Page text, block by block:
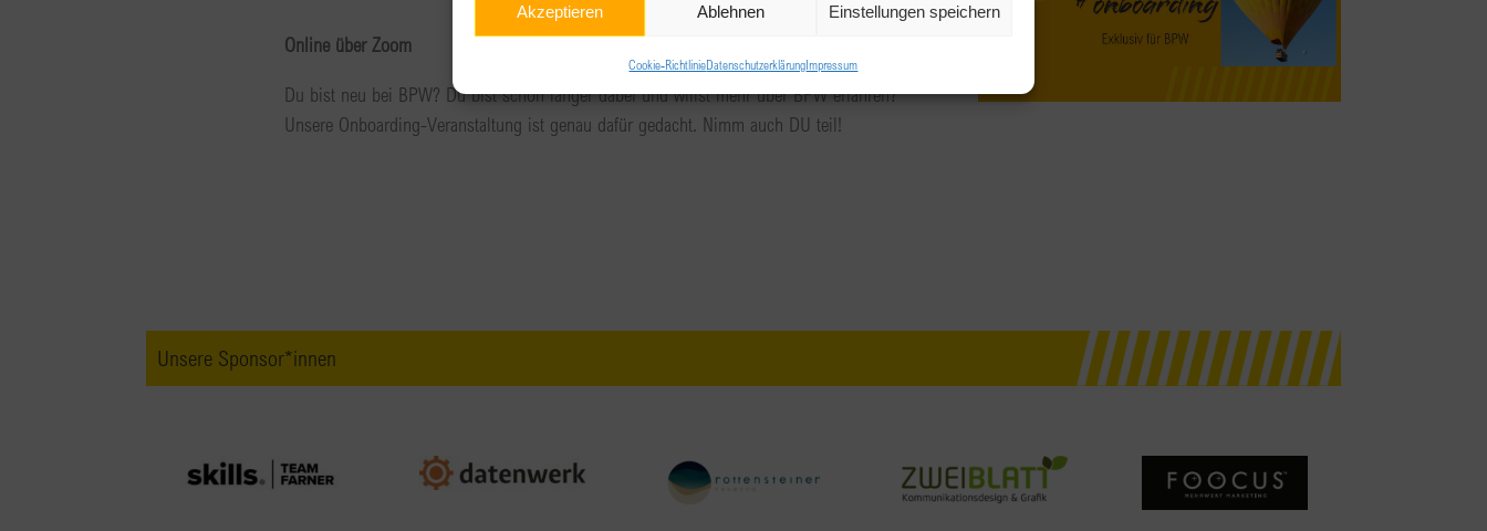
Akzeptieren Ablehnen Einstellungen speichern
Cookie-RichtlinieDatenschutzerklärungImpressum
Online über Zoom
Du bist neu bei BPW? Du bist schon länger dabei und willst mehr über BPW erfahren?
Unsere Onboarding-Veranstaltung ist genau dafür gedacht. Nimm auch DU teil!
Unsere Sponsor*innen